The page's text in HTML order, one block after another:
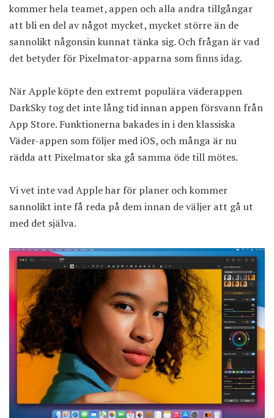
kommer hela teamet, appen och alla andra tillgångar
att bli en del av något mycket, mycket större än de
sannolikt någonsin kunnat tänka sig. Och frågan är vad
det betyder för Pixelmator-apparna som finns idag.
När Apple köpte den extremt populära väderappen
DarkSky tog det inte lång tid innan appen försvann från
App Store. Funktionerna bakades in i den klassiska
Väder-appen som följer med iOS, och många är nu
rädda att Pixelmator ska gå samma öde till mötes.
Vi vet inte vad Apple har för planer och kommer
sannolikt inte få reda på dem innan de väljer att gå ut
med det själva.